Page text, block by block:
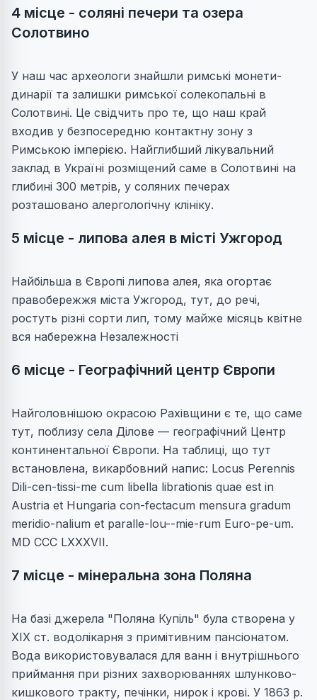
4 місце - соляні печери та озера
Солотвино
У наш час археологи знайшли римські монети-
динарiї та залишки римської солекопальні в
Солотвинi. Це свідчить про те, що наш край
входив у безпосередню контактну зону з
Римською імперією. Найглибший лікувальний
заклад в Україні розміщений саме в Солотвині на
глибині 300 метрів, у соляних печерах
розташовано алергологічну клініку.
5 місце - липова алея в місті Ужгород
Найбільша в Європі липова алея, яка огортає
правобережжя міста Ужгород, тут, до речі,
ростуть різні сорти лип, тому майже місяць квітне
вся набережна Незалежності
6 місце - Географічний центр Європи
Найголовнішою окрасою Рахівщини є те, що саме
тут, поблизу села Ділове — географічний Центр
континентальної Європи. На таблиці, що тут
встановлена, викарбовний напис: Locus Perennis
Dili-cen-tissi-me cum libella librationis quae est in
Austria et Hungaria con-fectacum mensura gradum
meridio-nalium et paralle-lou--mie-rum Euro-pe-um.
MD CCC LXXXVII.
7 місце - мінеральна зона Поляна
На базі джерела "Поляна Купіль" була створена у
ХІХ ст. водолікарня з примітивним пансіонатом.
Вода використовувалася для ванн і внутрішнього
приймання при різних захворюваннях шлунково-
кишкового тракту, печінки, нирок і крові. У 1863 р.